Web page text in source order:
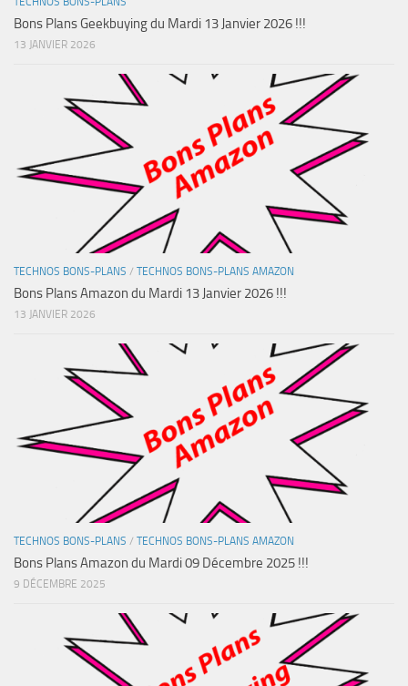
Bons Plans Geekbuying du Mardi 13 Janvier 2026 !!!
13 JANVIER 2026
TECHNOS BONS-PLANS / TECHNOS BONS-PLANS AMAZON
Bons Plans Amazon du Mardi 13 Janvier 2026 !!!
13 JANVIER 2026
TECHNOS BONS-PLANS / TECHNOS BONS-PLANS AMAZON
Bons Plans Amazon du Mardi 09 Décembre 2025 !!!
9 DÉCEMBRE 2025